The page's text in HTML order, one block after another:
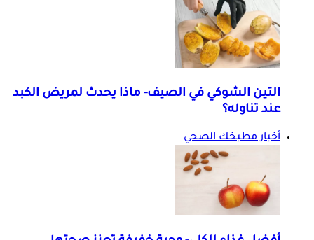
التين الشوكي في الصيف- ماذا يحدث لمريض الكبد
عند تناوله؟
أخبار مطبخك الصحي